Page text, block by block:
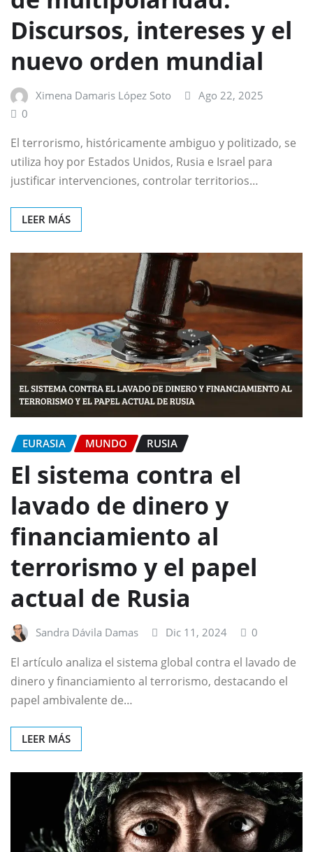
Discursos, intereses y el
nuevo orden mundial
Ximena Damaris López Soto
Ago 22, 2025
0
El terrorismo, históricamente ambiguo y politizado, se
utiliza hoy por Estados Unidos, Rusia e Israel para
justificar intervenciones, controlar territorios…
LEER MÁS
EURASIA MUNDO RUSIA
El sistema contra el
lavado de dinero y
financiamiento al
terrorismo y el papel
actual de Rusia
Sandra Dávila Damas Dic 11, 2024 0
El artículo analiza el sistema global contra el lavado de
dinero y financiamiento al terrorismo, destacando el
papel ambivalente de…
LEER MÁS